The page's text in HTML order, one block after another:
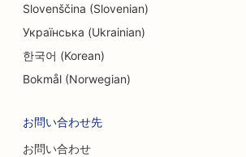
Slovenščina (Slovenian)
Українська (Ukrainian)
한국어 (Korean)
Bokmål (Norwegian)
お問い合わせ先
お問い合わせ